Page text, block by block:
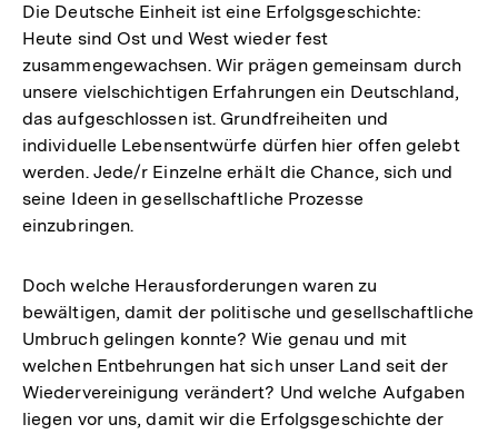
Die Deutsche Einheit ist eine Erfolgsgeschichte:
Heute sind Ost und West wieder fest
zusammengewachsen. Wir prägen gemeinsam durch
unsere vielschichtigen Erfahrungen ein Deutschland,
das aufgeschlossen ist. Grundfreiheiten und
individuelle Lebensentwürfe dürfen hier offen gelebt
werden. Jede/r Einzelne erhält die Chance, sich und
seine Ideen in gesellschaftliche Prozesse
einzubringen.
Doch welche Herausforderungen waren zu
bewältigen, damit der politische und gesellschaftliche
Umbruch gelingen konnte? Wie genau und mit
welchen Entbehrungen hat sich unser Land seit der
Wiedervereinigung verändert? Und welche Aufgaben
liegen vor uns, damit wir die Erfolgsgeschichte der